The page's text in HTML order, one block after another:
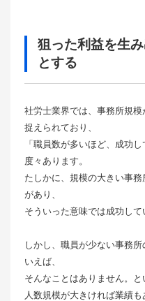
狙った利益を生
とする
社労士業界では、事務所規
捉えられており、
「職員数が多いほど、成功
度々あります。
たしかに、規模の大きい事
があり、
そういった意味では成功して
しかし、職員が少ない事務
いえば、
そんなことはありません。と
人数規模が大きければ業績